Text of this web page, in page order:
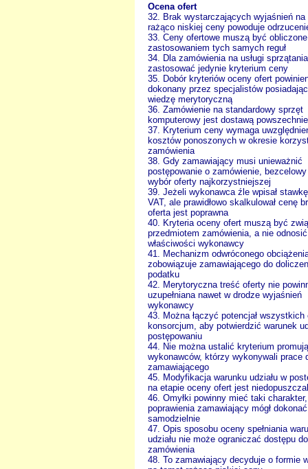
Ocena ofert
32. Brak wystarczających wyjaśnień na
rażąco niskiej ceny powoduje
33. Ceny ofertowe muszą być
zastosowaniem tych samych reguł
34. Dla zamówienia na usługi
zastosować jedynie kryterium ceny
35. Dobór kryteriów oceny ofert
dokonany przez specjalistów
wiedzę merytoryczną
36. Zamówienie na standardowy sprzęt
komputerowy jest dostawą
37. Kryterium ceny wymaga
kosztów ponoszonych w okresie
zamówienia
38. Gdy zamawiający musi unieważnić
postępowanie o zamówienie,
wybór oferty najkorzystniejszej
39. Jeżeli wykonawca źle wpisał
VAT, ale prawidłowo skalkulował cenę
oferta jest poprawna
40. Kryteria oceny ofert muszą być
przedmiotem zamówienia, a nie
właściwości wykonawcy
41. Mechanizm odwróconego
zobowiązuje zamawiającego do
podatku
42. Merytoryczna treść oferty nie
uzupełniana nawet w drodze wyjaśnień
wykonawcy
43. Można łączyć potencjał wszystkich
konsorcjum, aby potwierdzić warunek
postępowaniu
44. Nie można ustalić kryterium
wykonawców, którzy wykonywali prace
zamawiającego
45. Modyfikacja warunku udziału w
na etapie oceny ofert jest
46. Omyłki powinny mieć taki
poprawienia zamawiający mógł dokonać
samodzielnie
47. Opis sposobu oceny spełniania
udziału nie może ograniczać dostępu do
zamówienia
48. To zamawiający decyduje o formie